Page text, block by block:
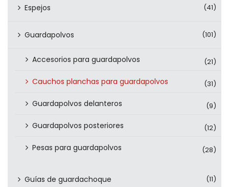
Espejos (41)
Guardapolvos (101)
Accesorios para guardapolvos (21)
Cauchos planchas para guardapolvos (31)
Guardapolvos delanteros (9)
Guardapolvos posteriores (12)
Pesas para guardapolvos (28)
Guías de guardachoque (11)